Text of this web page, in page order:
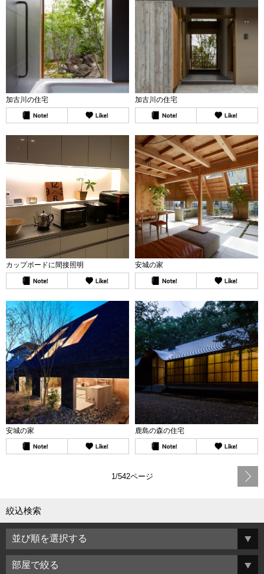
加古川の住宅 加古川の住宅
カップボードに間接照明 安城の家
安城の家 鹿島の森の住宅
1/542ページ
絞込検索